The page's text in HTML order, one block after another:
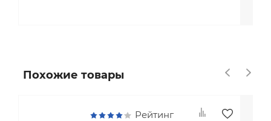
Похожие товары
Рейтинг